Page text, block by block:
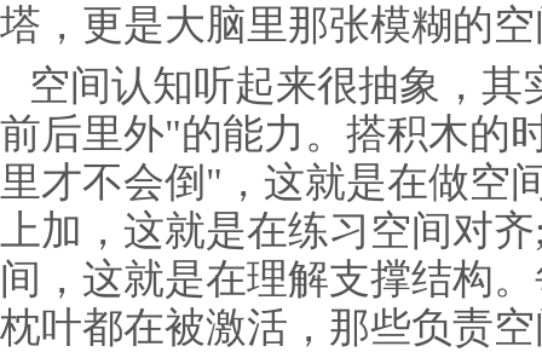
塔，更是大脑里那张模糊的
空间认知听起来很抽象，
前后里外"的能力。搭积木的
里才不会倒"，这就是在做空
上加，这就是在练习空间对
间，这就是在理解支撑结构
枕叶都在被激活，那些负责